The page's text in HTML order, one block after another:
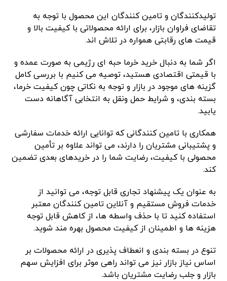
تولیدکنندگان و تامین کنندگان این محصول با توجه به
تقاضای فراوان بازار، برای ارائه محصولاتی با کیفیت بالا و
قیمت های رقابتی همواره در تلاش اند.
اگر شما به دنبال خرید خرما حبه ای رژیمی به صورت عمده و
با قیمتی اقتصادی هستید، توصیه می کنیم با بررسی کامل
گزینه های موجود در بازار و توجه به نکاتی چون کیفیت خرما،
بسته بندی، و شرایط حمل ونقل به انتخابی آگاهانه دست
یابید.
همکاری با تامین کنندگانی که توانایی ارائه خدمات سفارشی
و پشتیبانی مشتریان را دارند، می تواند علاوه بر تأمین
محصولی با کیفیت، رضایت شما را در خریدهای بعدی تضمین
کند.
به عنوان یک پیشنهاد تجاری قابل توجه، می توانید از
خدمات فروش مستقیم و آنلاین تامین کنندگان معتبر
استفاده کنید تا با حذف واسطه ها، از کاهش قابل توجه
هزینه ها و اطمینان از کیفیت محصول بهره مند شوید.
تنوع در بسته بندی و انعطاف پذیری در ارائه محصولات بر
اساس نیاز بازار نیز می تواند راهی موثر برای افزایش سهم
بازار و جلب رضایت مشتریان باشد.